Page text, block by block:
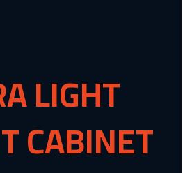
LIGHT
CABINET